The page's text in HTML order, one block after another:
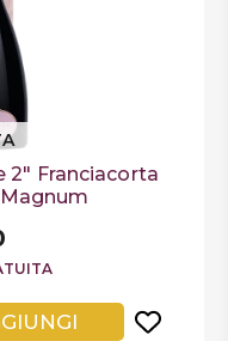
2" Franciacorta